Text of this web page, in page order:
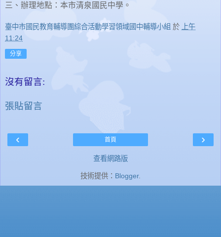
三、辦理地點：本市清泉國民中學。
臺中市國民教育輔導團綜合活動學習領域國中輔導小組 於
上午
11:24
分享
沒有留言:
張貼留言
‹ ›
首頁
查看網路版
技術提供： Blogger.